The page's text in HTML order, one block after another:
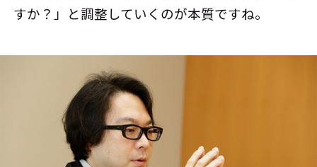
すか？」と調整していくのが本質ですね。